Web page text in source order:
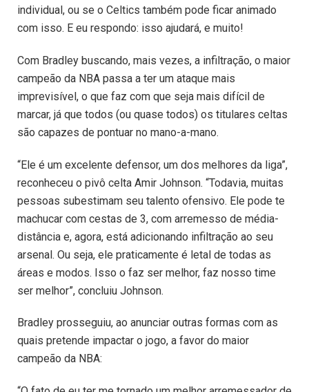
individual, ou se o Celtics também pode ficar animado
com isso. E eu respondo: isso ajudará, e muito!
Com Bradley buscando, mais vezes, a infiltração, o maior
campeão da NBA passa a ter um ataque mais
imprevisível, o que faz com que seja mais difícil de
marcar, já que todos (ou quase todos) os titulares celtas
são capazes de pontuar no mano-a-mano.
“Ele é um excelente defensor, um dos melhores da liga”,
reconheceu o pivô celta Amir Johnson. “Todavia, muitas
pessoas subestimam seu talento ofensivo. Ele pode te
machucar com cestas de 3, com arremesso de média-
distância e, agora, está adicionando infiltração ao seu
arsenal. Ou seja, ele praticamente é letal de todas as
áreas e modos. Isso o faz ser melhor, faz nosso time
ser melhor”, concluiu Johnson.
Bradley prosseguiu, ao anunciar outras formas com as
quais pretende impactar o jogo, a favor do maior
campeão da NBA: